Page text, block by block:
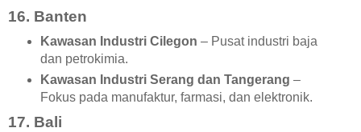
16. Banten
Kawasan Industri Cilegon – Pusat industri baja
dan petrokimia.
Kawasan Industri Serang dan Tangerang –
Fokus pada manufaktur, farmasi, dan elektronik.
17. Bali